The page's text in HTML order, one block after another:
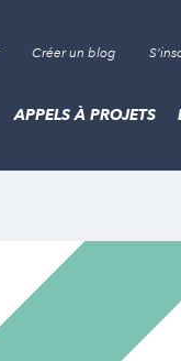
Créer un blog
APPELS À PROJETS